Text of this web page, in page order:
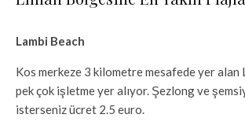
Lambi Beach
Kos merkeze 3 kilometre mesafede yer alan
pek çok işletme yer alıyor. Şezlong ve
isterseniz ücret 2.5 euro.